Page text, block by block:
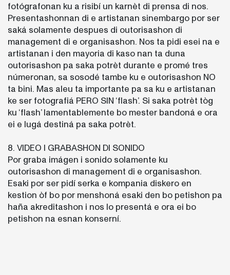
fotógrafonan ku a risibí un karnèt di prensa di nos.
Presentashonnan di e artistanan sinembargo por ser
saká solamente despues di outorisashon di
management di e organisashon. Nos ta pidi esei na e
artistanan i den mayoria di kaso nan ta duna
outorisashon pa saka potrèt durante e promé tres
númeronan, sa sosodé tambe ku e outorisashon NO
ta bini. Mas aleu ta importante pa sa ku e artistanan
ke ser fotografiá PERO SIN ‘flash’. Si saka potrèt tòg
ku ‘flash’ lamentablemente bo mester bandoná e ora
ei e lugá destiná pa saka potrèt.
8. VIDEO I GRABASHON DI SONIDO
Por graba imágen i sonido solamente ku
outorisashon di management di e organisashon.
Esaki por ser pidí serka e kompania diskero en
kestion òf bo por menshoná esaki den bo petishon pa
haña akreditashon i nos lo presentá e ora ei bo
petishon na esnan konserní.